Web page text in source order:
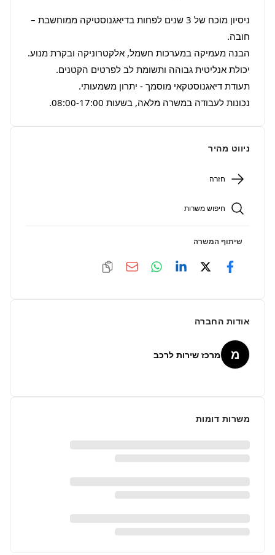
נכונות לעבודה במשרה מלאה, בשעות 08:00-17:00.
ניווט מהיר
חזרה
חיפוש משרות
שיתוף המשרה
אודות החברה
מ מרכז שירות לרכב
משרות דומות